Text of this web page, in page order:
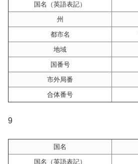
国名（英語表記）
州
都市名
地域
国番号
市外局番
合体番号
9
国名
国名（英語表記）